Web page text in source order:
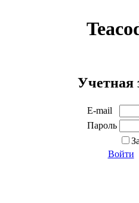
Учетная
E-mail
Пароль
Войти